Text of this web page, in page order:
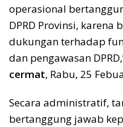
operasional
DPRD Provinsi,
dukungan terhadap
dan pengawasan
cermat, Rabu, 25
Secara administratif,
bertanggung jawab